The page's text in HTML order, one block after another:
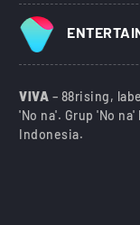
VIVA – 88rising,
'No na'. Grup 'No
Indonesia.